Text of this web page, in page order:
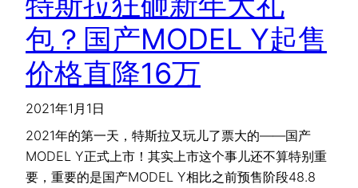
包？国产MODEL Y起售
价格直降16万
2021年1月1日
2021年的第一天，特斯拉又玩儿了票大的——国产
MODEL Y正式上市！其实上市这个事儿还不算特别重
要，重要的是国产MODEL Y相比之前预售阶段48.8